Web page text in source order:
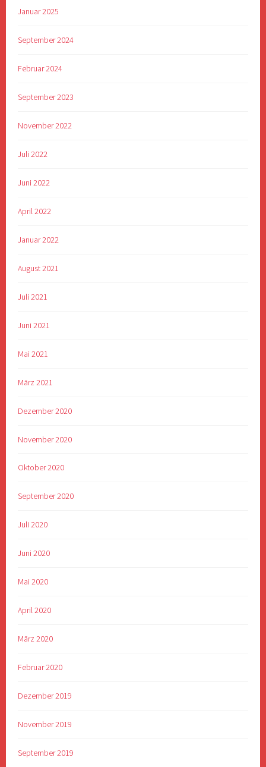
Januar 2025
September 2024
Februar 2024
September 2023
November 2022
Juli 2022
Juni 2022
April 2022
Januar 2022
August 2021
Juli 2021
Juni 2021
Mai 2021
März 2021
Dezember 2020
November 2020
Oktober 2020
September 2020
Juli 2020
Juni 2020
Mai 2020
April 2020
März 2020
Februar 2020
Dezember 2019
November 2019
September 2019